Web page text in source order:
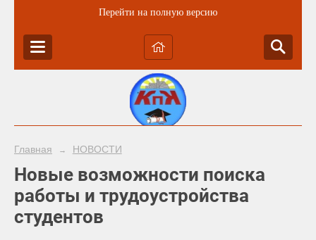
Перейти на полную версию
Главная → НОВОСТИ
Новые возможности поиска
работы и трудоустройства
студентов